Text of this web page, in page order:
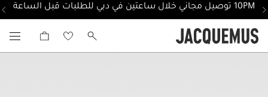
10PM توصيل مجاني خلال ساعتين في دبي للطلبات قبل الساعة